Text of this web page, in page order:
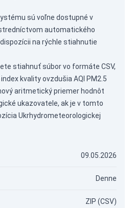
sú voľne dostupné v
automatického
na rýchle stiahnutie
stiahnuť súbor vo formáte CSV,
kvality ovzdušia AQI PM2.5
aritmetický priemer hodnôt
ukazovatele, ak je v tomto
Ukrhydrometeorologickej
09.05.2026
Denne
ZIP (CSV)